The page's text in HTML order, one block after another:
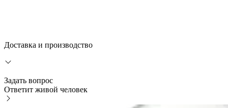
Доставка и производство
Задать вопрос
Ответит живой человек